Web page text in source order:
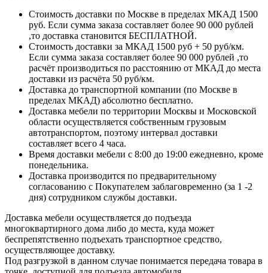
Стоимость доставки по Москве в пределах МКАД 1500
руб. Если сумма заказа составляет более 90 000 рублей
,то доставка становится БЕСПЛАТНОЙ.
Стоимость доставки за МКАД 1500 руб + 50 руб/км.
Если сумма заказа составляет более 90 000 рублей ,то
расчёт производиться по расстоянию от МКАД до места
доставки из расчёта 50 руб/км.
Доставка до транспортной компании (по Москве в
пределах МКАД) абсолютно бесплатно.
Доставка мебели по территории Москвы и Московской
области осуществляется собственным грузовым
автотранспортом, поэтому интервал доставки
составляет всего 4 часа.
Время доставки мебели с 8:00 до 19:00 ежедневно, кроме
понедельника.
Доставка производится по предварительному
согласованию с Покупателем заблаговременно (за 1 -2
дня) сотрудником службы доставки.
Доставка мебели осуществляется до подъезда
многоквартирного дома либо до места, куда может
беспрепятственно подъехать транспортное средство,
осуществляющее доставку.
Под разгрузкой в данном случае понимается передача товара в